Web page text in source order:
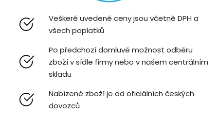
Veškeré uvedené ceny jsou včetně DPH a
všech poplatků
Po předchozí domluvě možnost odběru
zboží v sídle firmy nebo v našem centrálním
skladu
Nabízené zboží je od oficiálních českých
dovozců